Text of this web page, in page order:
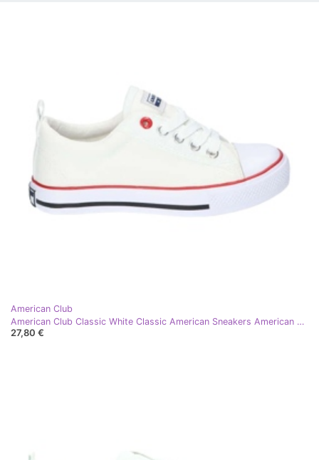
American Club
American Club Classic White Classic American Sneakers American LH25 branco
27,80 €